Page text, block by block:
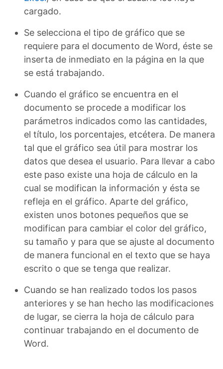
cargado.
Se selecciona el tipo de gráfico que se
requiere para el documento de Word, éste se
inserta de inmediato en la página en la que
se está trabajando.
Cuando el gráfico se encuentra en el
documento se procede a modificar los
parámetros indicados como las cantidades,
el título, los porcentajes, etcétera. De manera
tal que el gráfico sea útil para mostrar los
datos que desea el usuario. Para llevar a cabo
este paso existe una hoja de cálculo en la
cual se modifican la información y ésta se
refleja en el gráfico. Aparte del gráfico,
existen unos botones pequeños que se
modifican para cambiar el color del gráfico,
su tamaño y para que se ajuste al documento
de manera funcional en el texto que se haya
escrito o que se tenga que realizar.
Cuando se han realizado todos los pasos
anteriores y se han hecho las modificaciones
de lugar, se cierra la hoja de cálculo para
continuar trabajando en el documento de
Word.